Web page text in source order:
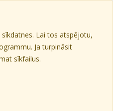
Lai tos atspējotu,
Ja turpināsit
sīkfailus.